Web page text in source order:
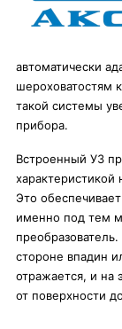
автоматически
шероховатостям
такой системы
прибора.
Встроенный УЗ
характеристикой
Это
именно под тем
стороне впадин
отражается, и на
от поверхности